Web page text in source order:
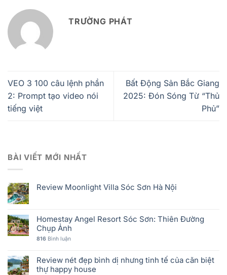
TRƯỜNG PHÁT
VEO 3 100 câu lệnh phần
2: Prompt tạo video nói
tiếng việt
Bất Động Sản Bắc Giang
2025: Đón Sóng Từ “Thủ
Phủ”
BÀI VIẾT MỚI NHẤT
Review Moonlight Villa Sóc Sơn Hà Nội
Homestay Angel Resort Sóc Sơn: Thiên Đường
Chụp Ảnh
816 Bình luận
Review nét đẹp bình dị nhưng tinh tế của căn biệt
thự happy house